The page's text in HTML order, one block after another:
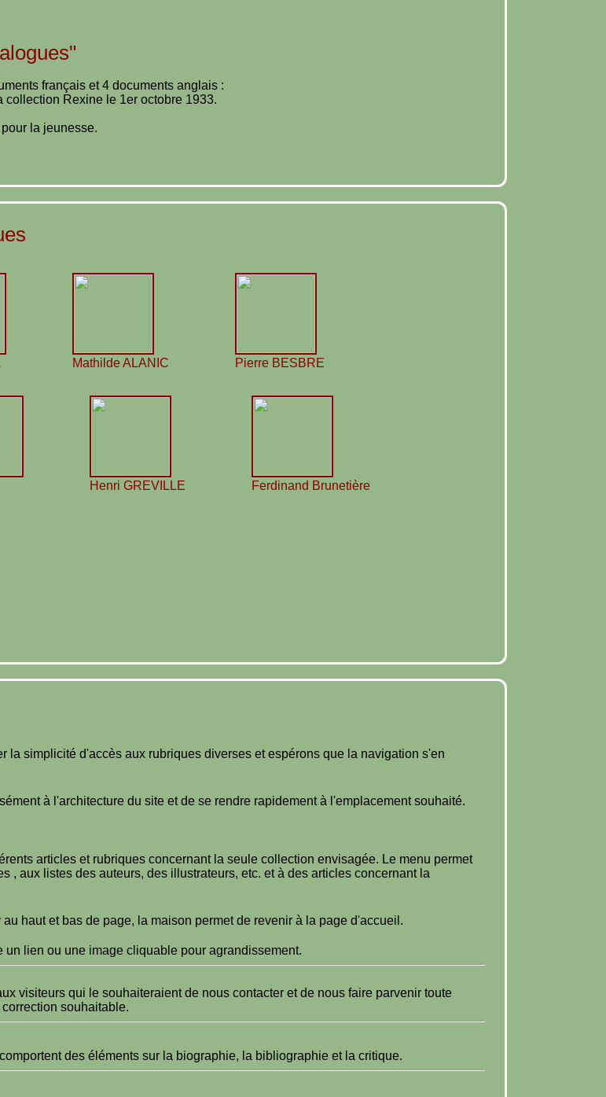
français et 4 documents anglais :
Rexine le 1er octobre 1933.
la jeunesse.
Mathilde ALANIC Pierre BESBRE
Henri GREVILLE Ferdinand Brunetière
simplicité d'accès aux rubriques diverses et espérons que la navigation s'en
à l'architecture du site et de se rendre rapidement à l'emplacement souhaité.
articles et rubriques concernant la seule collection envisagée. Le menu permet
aux listes des auteurs, des illustrateurs, etc. et à des articles concernant la
haut et bas de page, la maison permet de revenir à la page d'accueil.
lien ou une image cliquable pour agrandissement.
visiteurs qui le souhaiteraient de nous contacter et de nous faire parvenir toute
souhaitable.
des éléments sur la biographie, la bibliographie et la critique.